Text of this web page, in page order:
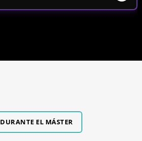
DURANTE EL MÁSTER